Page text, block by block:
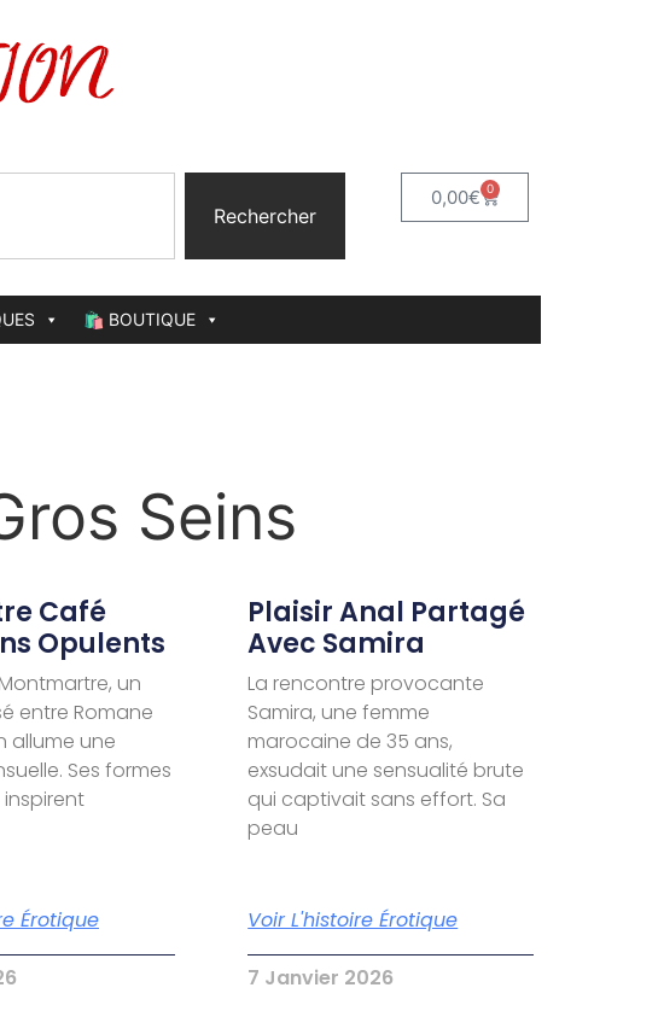
Rechercher
0,00€ 0
🛍️ BOUTIQUE
Seins
Café
Opulents
un
entre Romane
allume une
Ses formes
Érotique
Plaisir Anal Partagé
Avec Samira
La rencontre provocante
Samira, une femme
marocaine de 35 ans,
exsudait une sensualité brute
qui captivait sans effort. Sa
peau
Voir L'histoire Érotique
7 Janvier 2026